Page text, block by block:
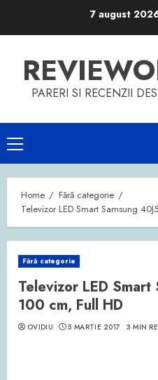
7 august
PARERI SI RECENZII
Primary
Menu
Home
Fără categorie
Televizor LED Smart Samsung
Fără categorie
Televizor LED
100 cm, Full HD
OVIDIU 5 MARTIE 2017 3 MIN